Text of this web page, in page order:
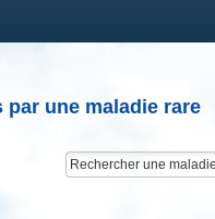
une maladie rare